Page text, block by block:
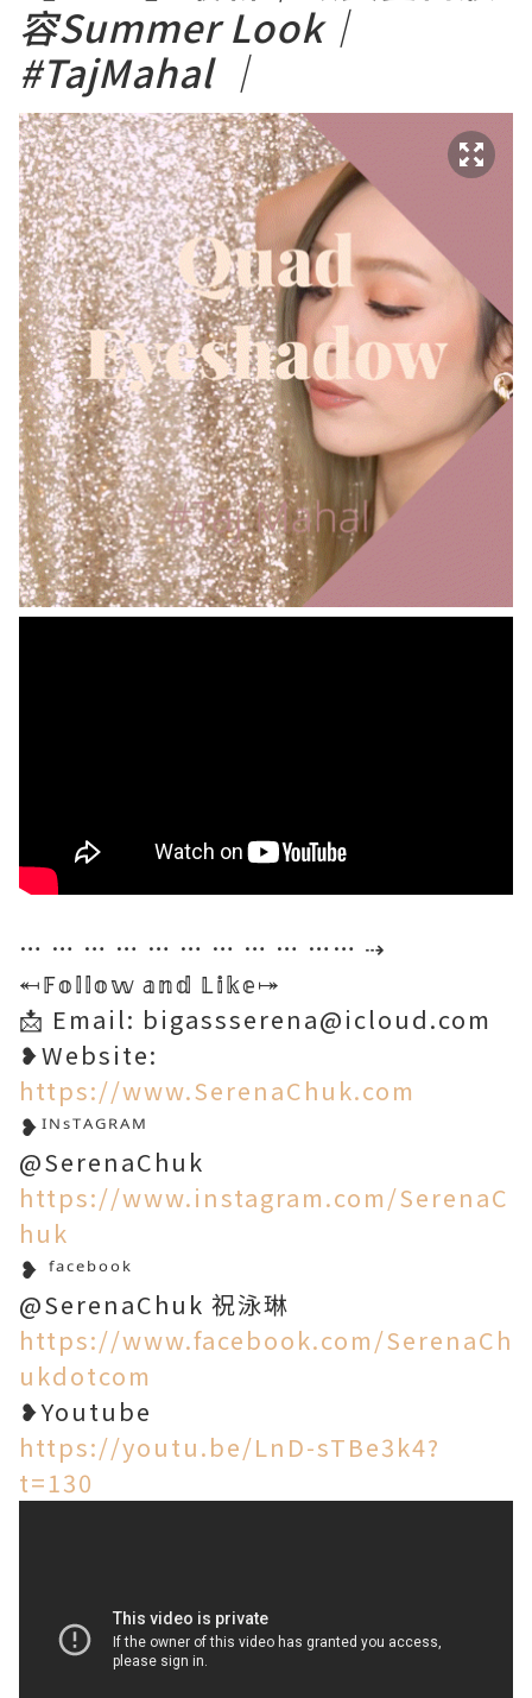
容Summer Look｜
#TajMahal ｜
… … … … … … … … … …… ⇢
⬶𝔽𝕠𝕝𝕝𝕠𝕨 𝕒𝕟𝕕 𝕃𝕚𝕜𝕖⤅
📩 Email: bigassserena@icloud.com
❥Website:
https://www.SerenaChuk.com
❥ᴵᴺˢᵀᴬᴳᴿᴬᴹ
@SerenaChuk
https://www.instagram.com/SerenaC
huk
❥ ᶠᵃᶜᵉᵇᵒᵒᵏ
@SerenaChuk 祝泳琳
https://www.facebook.com/SerenaCh
ukdotcom
❥Youtube
https://youtu.be/LnD-sTBe3k4?
t=130